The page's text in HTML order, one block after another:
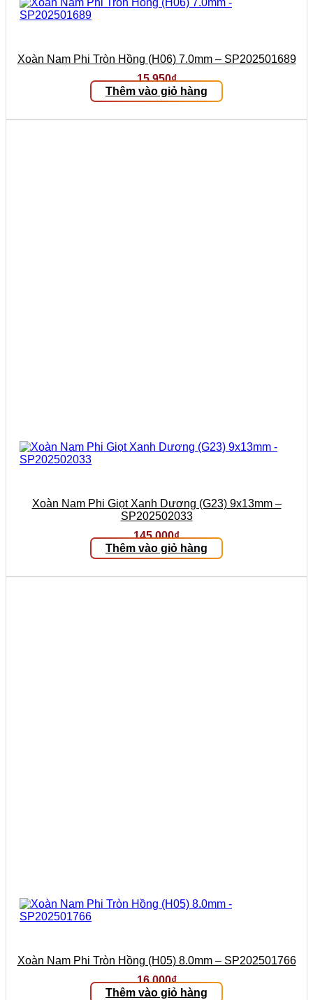
Xoàn Nam Phi Tròn Hồng (H06) 7.0mm – SP202501689
15.950₫
Thêm vào giỏ hàng
Xoàn Nam Phi Giọt Xanh Dương (G23) 9x13mm –
SP202502033
145.000₫
Thêm vào giỏ hàng
Xoàn Nam Phi Tròn Hồng (H05) 8.0mm – SP202501766
16.000₫
Thêm vào giỏ hàng